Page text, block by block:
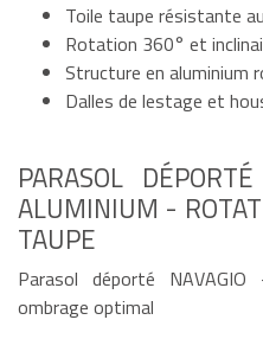
Toile taupe résistante
Rotation 360° et
Structure en aluminium
Dalles de lestage et
PARASOL
ALUMINIUM -
TAUPE
Parasol déporté
ombrage optimal